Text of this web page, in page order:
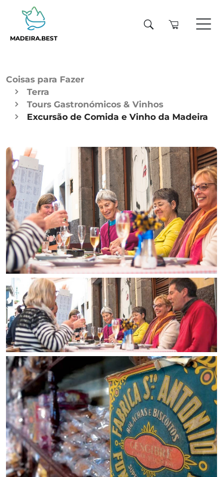
MADEIRA.BEST
Coisas para Fazer
Terra
Tours Gastronómicos & Vinhos
Excursão de Comida e Vinho da Madeira